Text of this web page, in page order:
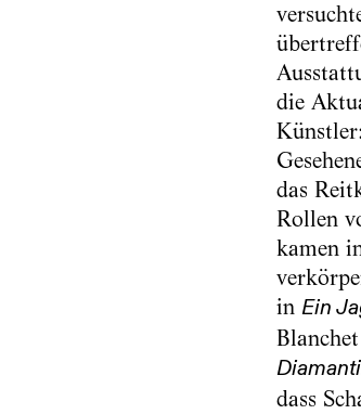
die
das
Rollen
kamen
in Ein
dass